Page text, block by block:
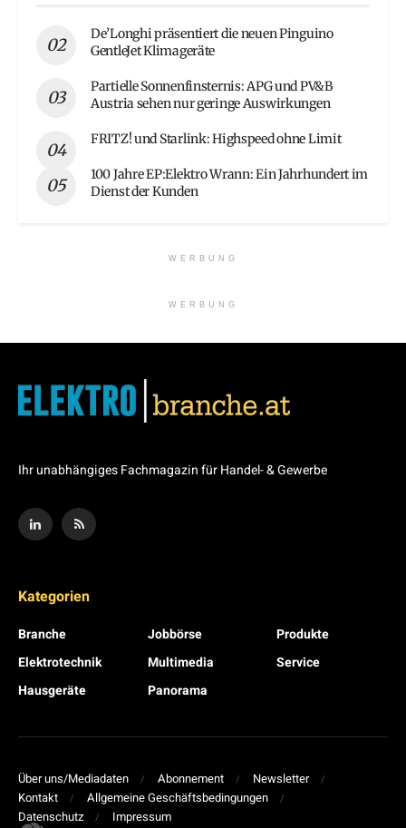
De’Longhi präsentiert die neuen Pinguino
GentleJet Klimageräte
Partielle Sonnenfinsternis: APG und PV&B
Austria sehen nur geringe Auswirkungen
FRITZ! und Starlink: Highspeed ohne Limit
100 Jahre EP:Elektro Wrann: Ein Jahrhundert im
Dienst der Kunden
WERBUNG
WERBUNG
Ihr unabhängiges Fachmagazin für Handel- & Gewerbe
Kategorien
Branche
Elektrotechnik
Hausgeräte
Jobbörse
Multimedia
Panorama
Produkte
Service
Über uns/Mediadaten Abonnement
Newsletter
Kontakt
Allgemeine Geschäftsbedingungen
Datenschutz
Impressum